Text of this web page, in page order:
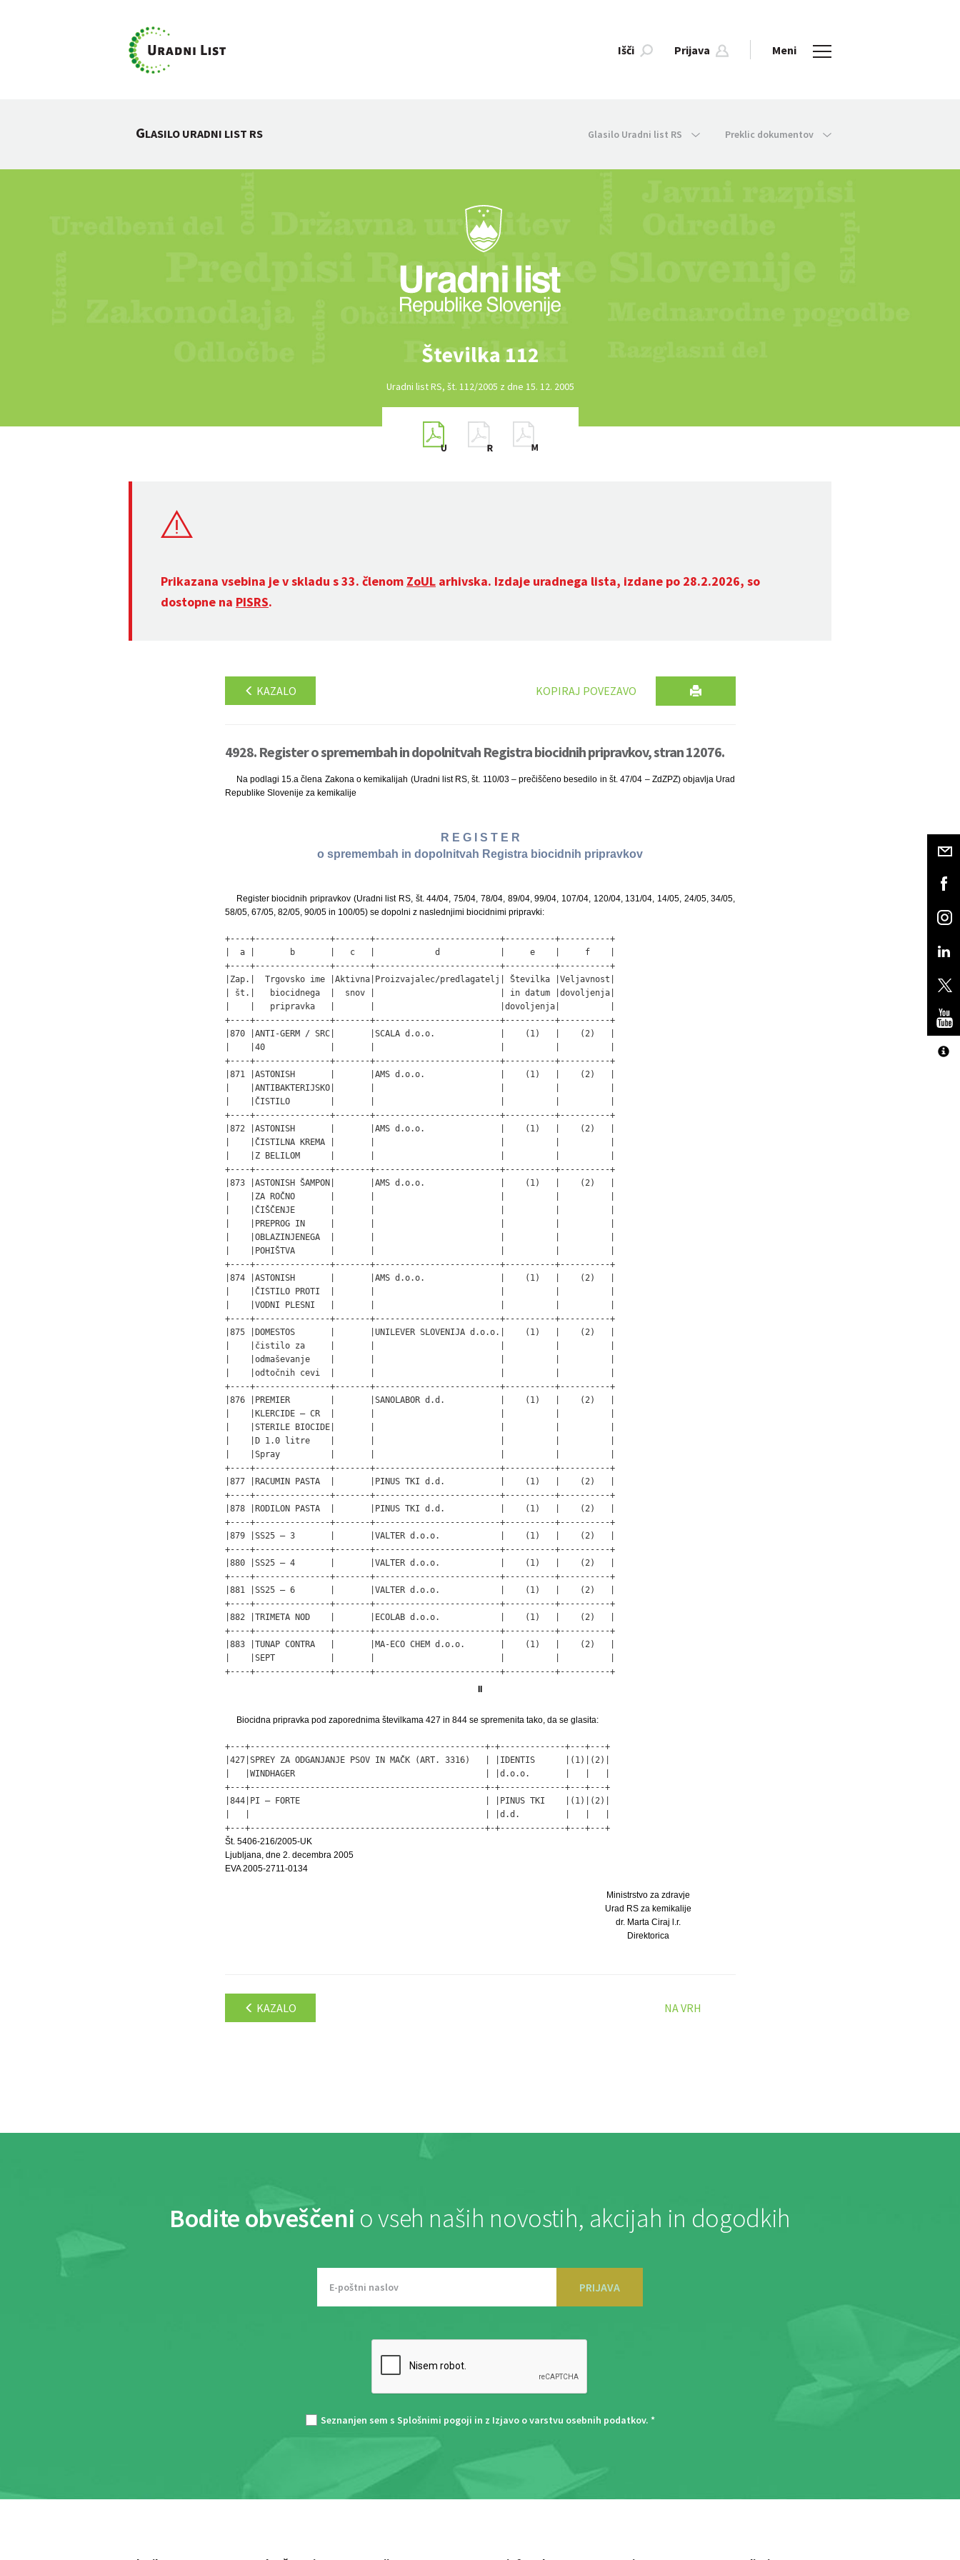
Išči Prijava Meni
GLASILO URADNI LIST RS Glasilo Uradni list RS Preklic dokumentov
Številka 112
Uradni list RS, št. 112/2005 z dne 15. 12. 2005
Prikazana vsebina je v skladu s 33. členom ZoUL arhivska. Izdaje uradnega lista, izdane po 28.2.2026, so
dostopne na PISRS.
KAZALO KOPIRAJ POVEZAVO
4928. Register o spremembah in dopolnitvah Registra biocidnih pripravkov, stran 12076.
Na podlagi 15.a člena Zakona o kemikalijah (Uradni list RS, št. 110/03 – prečiščeno besedilo in št. 47/04 – ZdZPZ) objavlja Urad
Republike Slovenije za kemikalije
R E G I S T E R
o spremembah in dopolnitvah Registra biocidnih pripravkov
Register biocidnih pripravkov (Uradni list RS, št. 44/04, 75/04, 78/04, 89/04, 99/04, 107/04, 120/04, 131/04, 14/05, 24/05, 34/05,
58/05, 67/05, 82/05, 90/05 in 100/05) se dopolni z naslednjimi biocidnimi pripravki:
+----+---------------+-------+-------------------------+----------+----------+
|  a |       b       |   c   |            d            |     e    |     f    |
+----+---------------+-------+-------------------------+----------+----------+
|Zap.|  Trgovsko ime |Aktivna|Proizvajalec/predlagatelj| Številka |Veljavnost|
| št.|   biocidnega  |  snov |                         | in datum |dovoljenja|
|    |   pripravka   |       |                         |dovoljenja|          |
+----+---------------+-------+-------------------------+----------+----------+
|870 |ANTI-GERM / SRC|       |SCALA d.o.o.             |    (1)   |    (2)   |
|    |40             |       |                         |          |          |
+----+---------------+-------+-------------------------+----------+----------+
|871 |ASTONISH       |       |AMS d.o.o.               |    (1)   |    (2)   |
|    |ANTIBAKTERIJSKO|       |                         |          |          |
|    |ČISTILO        |       |                         |          |          |
+----+---------------+-------+-------------------------+----------+----------+
|872 |ASTONISH       |       |AMS d.o.o.               |    (1)   |    (2)   |
|    |ČISTILNA KREMA |       |                         |          |          |
|    |Z BELILOM      |       |                         |          |          |
+----+---------------+-------+-------------------------+----------+----------+
|873 |ASTONISH ŠAMPON|       |AMS d.o.o.               |    (1)   |    (2)   |
|    |ZA ROČNO       |       |                         |          |          |
|    |ČIŠČENJE       |       |                         |          |          |
|    |PREPROG IN     |       |                         |          |          |
|    |OBLAZINJENEGA  |       |                         |          |          |
|    |POHIŠTVA       |       |                         |          |          |
+----+---------------+-------+-------------------------+----------+----------+
|874 |ASTONISH       |       |AMS d.o.o.               |    (1)   |    (2)   |
|    |ČISTILO PROTI  |       |                         |          |          |
|    |VODNI PLESNI   |       |                         |          |          |
+----+---------------+-------+-------------------------+----------+----------+
|875 |DOMESTOS       |       |UNILEVER SLOVENIJA d.o.o.|    (1)   |    (2)   |
|    |čistilo za     |       |                         |          |          |
|    |odmaševanje    |       |                         |          |          |
|    |odtočnih cevi  |       |                         |          |          |
+----+---------------+-------+-------------------------+----------+----------+
|876 |PREMIER        |       |SANOLABOR d.d.           |    (1)   |    (2)   |
|    |KLERCIDE – CR  |       |                         |          |          |
|    |STERILE BIOCIDE|       |                         |          |          |
|    |D 1.0 litre    |       |                         |          |          |
|    |Spray          |       |                         |          |          |
+----+---------------+-------+-------------------------+----------+----------+
|877 |RACUMIN PASTA  |       |PINUS TKI d.d.           |    (1)   |    (2)   |
+----+---------------+-------+-------------------------+----------+----------+
|878 |RODILON PASTA  |       |PINUS TKI d.d.           |    (1)   |    (2)   |
+----+---------------+-------+-------------------------+----------+----------+
|879 |SS25 – 3       |       |VALTER d.o.o.            |    (1)   |    (2)   |
+----+---------------+-------+-------------------------+----------+----------+
|880 |SS25 – 4       |       |VALTER d.o.o.            |    (1)   |    (2)   |
+----+---------------+-------+-------------------------+----------+----------+
|881 |SS25 – 6       |       |VALTER d.o.o.            |    (1)   |    (2)   |
+----+---------------+-------+-------------------------+----------+----------+
|882 |TRIMETA NOD    |       |ECOLAB d.o.o.            |    (1)   |    (2)   |
+----+---------------+-------+-------------------------+----------+----------+
|883 |TUNAP CONTRA   |       |MA-ECO CHEM d.o.o.       |    (1)   |    (2)   |
|    |SEPT           |       |                         |          |          |
+----+---------------+-------+-------------------------+----------+----------+
II
Biocidna pripravka pod zaporednima številkama 427 in 844 se spremenita tako, da se glasita:
+---+-----------------------------------------------+-+-------------+---+---+
|427|SPREY ZA ODGANJANJE PSOV IN MAČK (ART. 3316)   | |IDENTIS      |(1)|(2)|
|   |WINDHAGER                                      | |d.o.o.       |   |   |
+---+-----------------------------------------------+-+-------------+---+---+
|844|PI – FORTE                                     | |PINUS TKI    |(1)|(2)|
|   |                                               | |d.d.         |   |   |
+---+-----------------------------------------------+-+-------------+---+---+
Št. 5406-216/2005-UK
Ljubljana, dne 2. decembra 2005
EVA 2005-2711-0134
Ministrstvo za zdravje
Urad RS za kemikalije
dr. Marta Ciraj l.r.
Direktorica
KAZALO NA VRH
Bodite obveščeni o vseh naših novostih, akcijah in dogodkih
PRIJAVA
Seznanjen sem s Splošnimi pogoji in z Izjavo o varstvu osebnih podatkov. *